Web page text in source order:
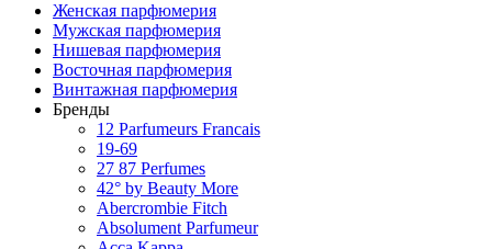
Женская парфюмерия
Мужская парфюмерия
Нишевая парфюмерия
Восточная парфюмерия
Винтажная парфюмерия
Бренды
12 Parfumeurs Francais
19-69
27 87 Perfumes
42° by Beauty More
Abercrombie Fitch
Absolument Parfumeur